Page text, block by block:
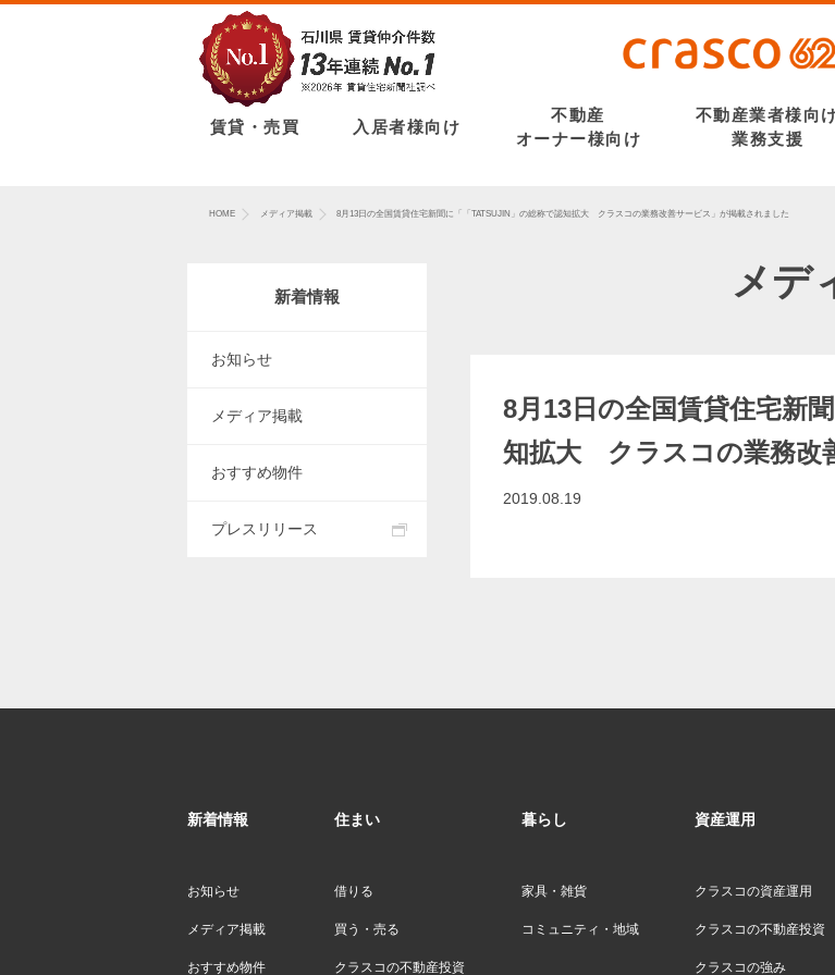
賃貸・売買 入居者様向け
不動産
オーナー様向け
不動産業者様向
業務支援
HOME メディア掲載 8月13日の全国賃貸住宅新聞に「「TATSUJIN」の総称で認知拡大 クラスコの業務改善サービス」が掲載されました
新着情報
お知らせ
メディア掲載
おすすめ物件
プレスリリース
メデ
8月13日の全国賃貸住宅新
知拡大 クラスコの業務改
2019.08.19
新着情報
お知らせ
メディア掲載
おすすめ物件
住まい
借りる
買う・売る
クラスコの不動産投資
暮らし
家具・雑貨
コミュニティ・地域
資産運用
クラスコの資産運用
クラスコの不動産投資
クラスコの強み